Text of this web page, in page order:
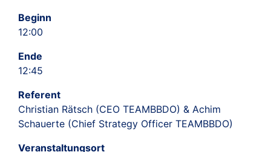
Beginn
12:00
Ende
12:45
Referent
Christian Rätsch (CEO TEAMBBDO) & Achim
Schauerte (Chief Strategy Officer TEAMBBDO)
Veranstaltungsort